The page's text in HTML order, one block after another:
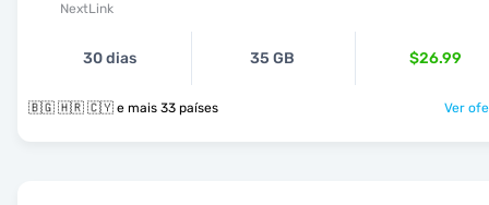
NextLink
30 dias 35 GB $26.99
🇧🇬 🇭🇷 🇨🇾 e mais 33 países Ver